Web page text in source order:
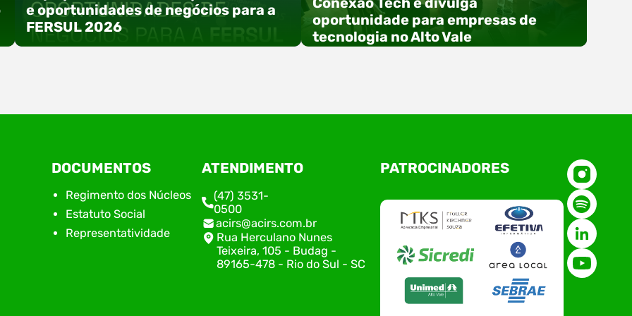
e oportunidades de negócios para a
FERSUL 2026
A 15ª FERSUL – Feira Multissetorial do Alto Vale
do Itajaí acontece nos dias 12, 13 e 14 de agosto
de 2026, no Centro de Eventos Hermann
Purnhagen, e contará com uma programação
especial voltada à tecnologia, inovação e
empreendedorismo. Durante os três dias de
feira, o Espaço Tech será um dos palcos
oportunidade para empresas de
tecnologia no Alto Vale
O Polo ACATE-ACIRS, por meio do NIAVI – Núcleo
de Tecnologia da Informação do Alto Vale do
Conexão Tech NIAVI, reunindo empresas de
tecnologia da região para uma noite de
networking, conteúdo estratégico e
apresentação de novas iniciativas para o setor.
O encontro aconteceu em Rio…
DOCUMENTOS
Regimento dos Núcleos
Estatuto Social
Representatividade
ATENDIMENTO
(47) 3531-
0500
acirs@acirs.com.br
Rua Herculano Nunes
Teixeira, 105 - Budag -
89165-478 - Rio do Sul - SC
PATROCINADORES